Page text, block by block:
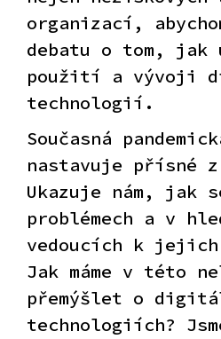
organizací,
debatu o tom, jak
použití a vývoji
technologií.
Současná
nastavuje přísné
Ukazuje nám, jak
problémech a v
vedoucích k
Jak máme v této
přemýšlet o
technologiích?